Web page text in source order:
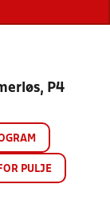
P4
PULJE